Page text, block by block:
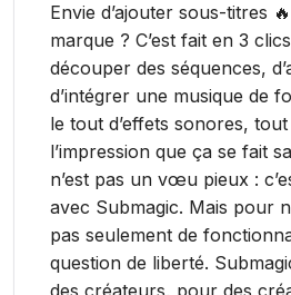
Envie d’ajouter sous-titres
marque ? C’est fait en 3
découper des séquences,
d’intégrer une musique de
le tout d’effets sonores,
l’impression que ça se fait
n’est pas un vœu pieux :
avec Submagic. Mais pour
pas seulement de
question de liberté.